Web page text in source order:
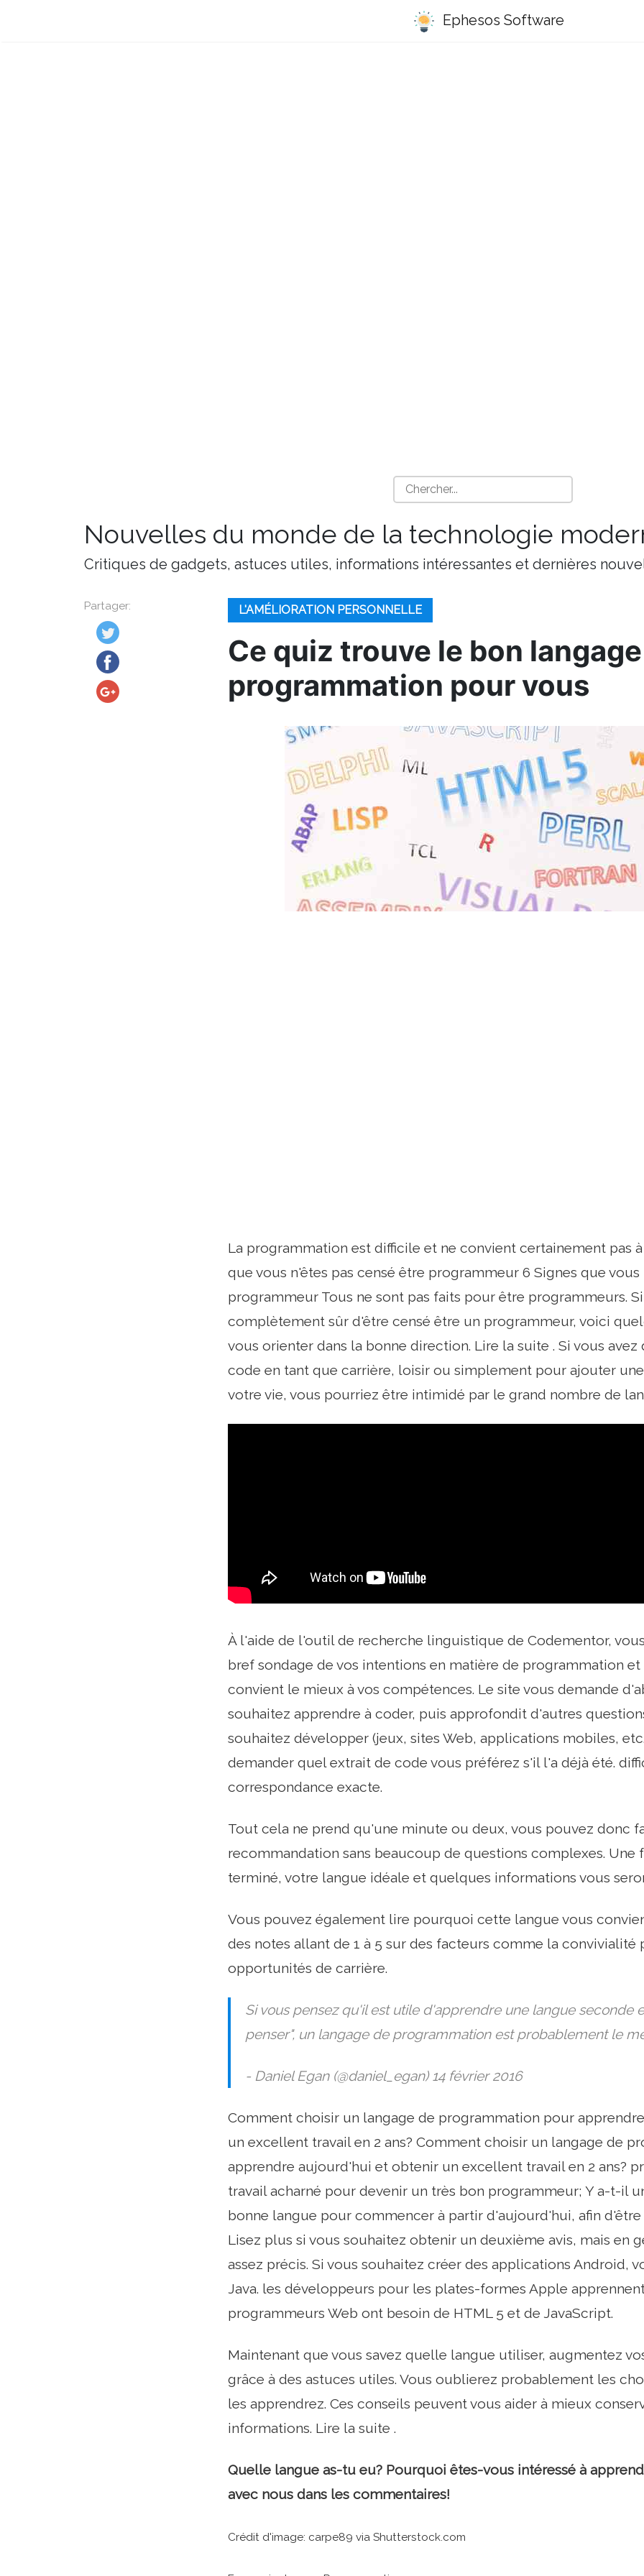
Ephesos Software
Nouvelles du monde de la technologie
Critiques de gadgets, astuces utiles, informations intéressantes et dernières
Partager: L'AMÉLIORATION PERSONNELLE
Ce quiz trouve le bon
programmation pour vous
La programmation est difficile et ne convient certainement pas
que vous n'êtes pas censé être programmeur 6 Signes que vous
programmeur Tous ne sont pas faits pour être programmeurs.
complètement sûr d'être censé être un programmeur, voici
vous orienter dans la bonne direction. Lire la suite . Si vous
code en tant que carrière, loisir ou simplement pour ajouter
votre vie, vous pourriez être intimidé par le grand nombre de
À l'aide de l'outil de recherche linguistique de Codementor,
bref sondage de vos intentions en matière de programmation
convient le mieux à vos compétences. Le site vous demande
souhaitez apprendre à coder, puis approfondit d'autres
souhaitez développer (jeux, sites Web, applications mobiles,
demander quel extrait de code vous préférez s'il l'a déjà été.
correspondance exacte.
Tout cela ne prend qu'une minute ou deux, vous pouvez donc
recommandation sans beaucoup de questions complexes. Une
terminé, votre langue idéale et quelques informations vous
Vous pouvez également lire pourquoi cette langue vous
des notes allant de 1 à 5 sur des facteurs comme la
opportunités de carrière.
Si vous pensez qu'il est utile d'apprendre une langue seconde
penser", un langage de programmation est probablement le
- Daniel Egan (@daniel_egan) 14 février 2016
Comment choisir un langage de programmation pour
un excellent travail en 2 ans? Comment choisir un langage de
apprendre aujourd'hui et obtenir un excellent travail en 2 ans?
travail acharné pour devenir un très bon programmeur; Y a-t-il
bonne langue pour commencer à partir d'aujourd'hui, afin
Lisez plus si vous souhaitez obtenir un deuxième avis, mais en
assez précis. Si vous souhaitez créer des applications Android,
Java. les développeurs pour les plates-formes Apple
programmeurs Web ont besoin de HTML 5 et de JavaScript.
Maintenant que vous savez quelle langue utiliser, augmentez
grâce à des astuces utiles. Vous oublierez probablement les
les apprendrez. Ces conseils peuvent vous aider à mieux
informations. Lire la suite .
Quelle langue as-tu eu? Pourquoi êtes-vous intéressé à
avec nous dans les commentaires!
Crédit d'image: carpe89 via Shutterstock.com